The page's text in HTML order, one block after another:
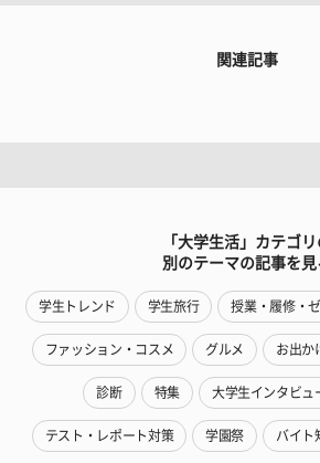
関連記事
「大学生活」カテゴリ
別のテーマの記事を見
学生トレンド 学生旅行 授業・履修・
ファッション・コスメ グルメ お出か
診断 特集 大学生インタビュ
テスト・レポート対策 学園祭 バイト